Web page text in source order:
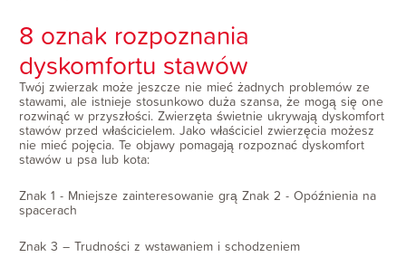
8 oznak rozpoznania
dyskomfortu stawów
Twój zwierzak może jeszcze nie mieć żadnych problemów ze
stawami, ale istnieje stosunkowo duża szansa, że mogą się one
rozwinąć w przyszłości. Zwierzęta świetnie ukrywają dyskomfort
stawów przed właścicielem. Jako właściciel zwierzęcia możesz
nie mieć pojęcia. Te objawy pomagają rozpoznać dyskomfort
stawów u psa lub kota:
Znak 1 - Mniejsze zainteresowanie grą Znak 2 - Opóźnienia na
spacerach
Znak 3 – Trudności z wstawaniem i schodzeniem